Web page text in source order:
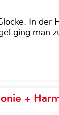
In der
ging man
+